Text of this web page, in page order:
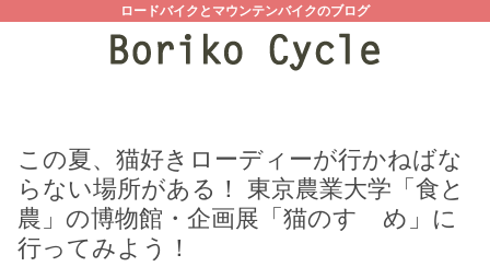
ロードバイクとマウンテンバイクのブログ
この夏、猫好きローディーが行かねばな
らない場所がある！ 東京農業大学「食と
農」の博物館・企画展「猫のすゝめ」に
行ってみよう！